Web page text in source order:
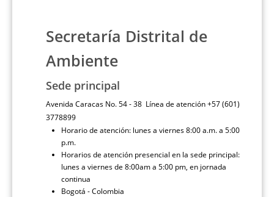
Secretaría Distrital de
Ambiente
Sede principal
Avenida Caracas No. 54 - 38 Línea de atención +57 (601)
3778899
Horario de atención: lunes a viernes 8:00 a.m. a 5:00
p.m.
Horarios de atención presencial en la sede principal:
lunes a viernes de 8:00am a 5:00 pm, en jornada
continua
Bogotá - Colombia